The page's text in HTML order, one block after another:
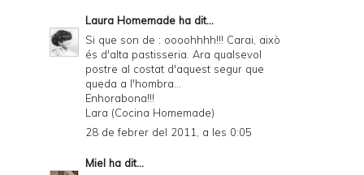
Laura Homemade ha dit...
Si que son de : oooohhhh!!! Carai, això
és d'alta pastisseria. Ara qualsevol
postre al costat d'aquest segur que
queda a l'hombra...
Enhorabona!!!
Lara (Cocina Homemade)
28 de febrer del 2011, a les 0:05
Miel ha dit...